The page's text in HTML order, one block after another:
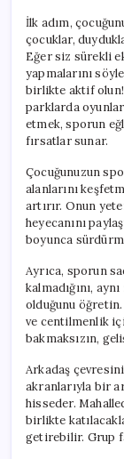
İlk adım,
çocuklar,
Eğer siz sürekli
yapmalarını
birlikte aktif
parklarda
etmek, sporun
fırsatlar sunar.
Çocuğunuzun
alanlarını
artırır. Onun
heyecanını
boyunca
Ayrıca, sporun
kalmadığını,
olduğunu
ve centilmenlik
bakmaksızın,
Arkadaş
akranlarıyla bir
hisseder.
birlikte
getirebilir. Grup